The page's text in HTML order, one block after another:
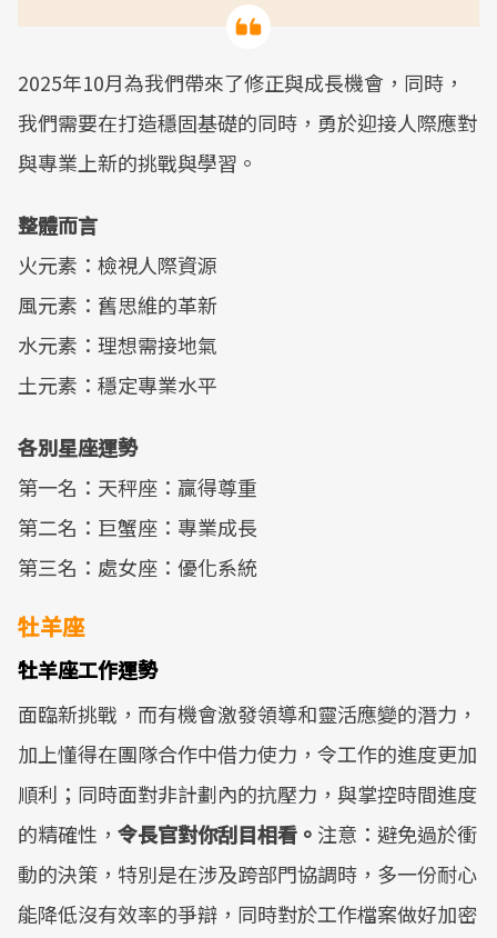
2025年10月為我們帶來了修正與成長機會，同時，
我們需要在打造穩固基礎的同時，勇於迎接人際應對
與專業上新的挑戰與學習。
整體而言
火元素：檢視人際資源
風元素：舊思維的革新
水元素：理想需接地氣
土元素：穩定專業水平
各別星座運勢
第一名：天秤座：贏得尊重
第二名：巨蟹座：專業成長
第三名：處女座：優化系統
牡羊座
牡羊座工作運勢
面臨新挑戰，而有機會激發領導和靈活應變的潛力，
加上懂得在團隊合作中借力使力，令工作的進度更加
順利；同時面對非計劃內的抗壓力，與掌控時間進度
的精確性， 令長官對你刮目相看。 注意：避免過於衝
動的決策，特別是在涉及跨部門協調時，多一份耐心
能降低沒有效率的爭辯，同時對於工作檔案做好加密